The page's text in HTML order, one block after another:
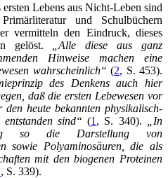
Lebens aus Nicht-Leben sind
und Schulbüchern
vermitteln den Eindruck, dieses
gelöst.
„Alle diese aus ganz
Hinweise machen eine
wahrscheinlich“ (2, S. 453).
des Denkens auch hier
daß die ersten Lebewesen vor
heute bekannten physikalisch-
entstanden sind“ (1 , S. 340).
„In
so die Darstellung von
sowie Polyaminosäuren, die als
mit den biogenen Proteinen
, S. 339).